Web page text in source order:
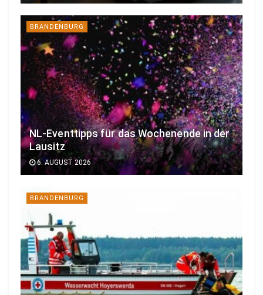
BRANDENBURG
NL-Eventtipps für das Wochenende in der
Lausitz
6. AUGUST 2026
BRANDENBURG